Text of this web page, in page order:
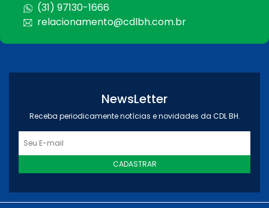
(31) 97130-1666
relacionamento@cdlbh.com.br
NewsLetter
Receba periodicamente notícias e novidades da CDL BH.
CADASTRAR